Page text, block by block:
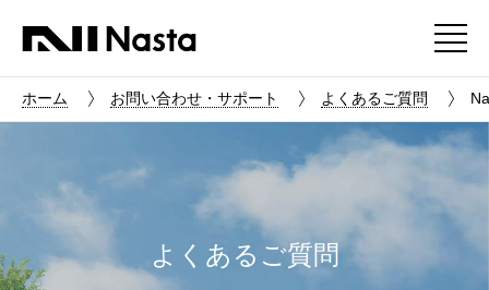
ホーム お問い合わせ・サポート よくあるご質問
よくあるご質問